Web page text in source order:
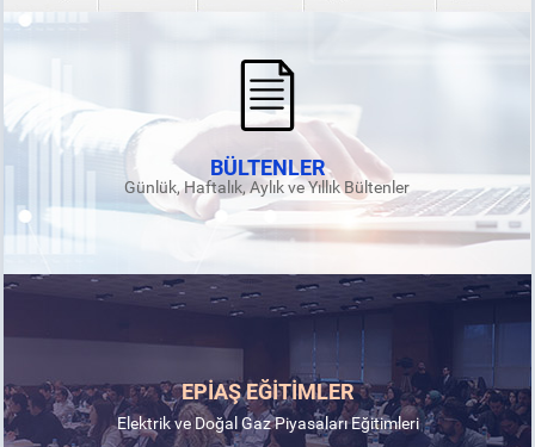
BÜLTENLER
Günlük, Haftalık, Aylık ve Yıllık Bültenler
EPİAŞ EĞİTİMLER
Elektrik ve Doğal Gaz Piyasaları Eğitimleri